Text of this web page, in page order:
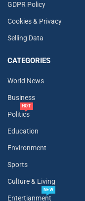
GDPR Policy
Cookies & Privacy
Selling Data
CATEGORIES
World News
Business
Politics
HOT
Education
Environment
Sports
Culture & Living
Entertianment
NEW